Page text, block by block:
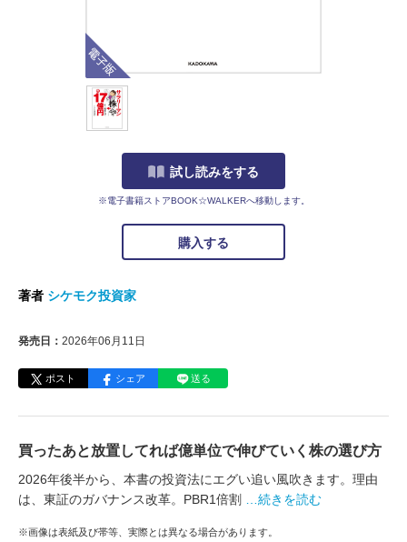
試し読みをする
※電子書籍ストアBOOK☆WALKERへ移動します。
購入する
著者 シケモク投資家
発売日： 2026年06月11日
ポスト シェア 送る
買ったあと放置してれば億単位で伸びていく株の選び方
2026年後半から、本書の投資法にエグい追い風吹きます。理由
は、東証のガバナンス改革。PBR1倍割
…続きを読む
※画像は表紙及び帯等、実際とは異なる場合があります。